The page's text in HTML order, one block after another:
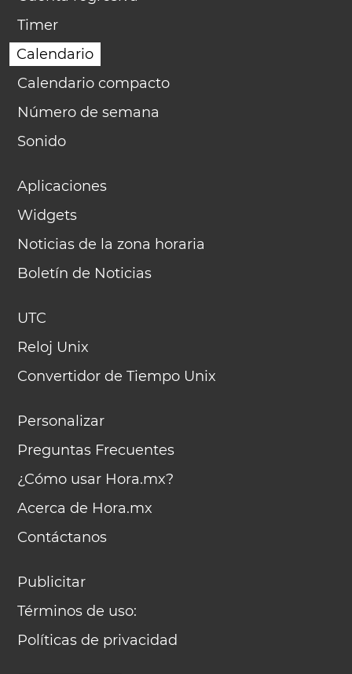
Timer
Calendario
Calendario compacto
Número de semana
Sonido
Aplicaciones
Widgets
Noticias de la zona horaria
Boletín de Noticias
UTC
Reloj Unix
Convertidor de Tiempo Unix
Personalizar
Preguntas Frecuentes
¿Cómo usar Hora.mx?
Acerca de Hora.mx
Contáctanos
Publicitar
Términos de uso:
Políticas de privacidad